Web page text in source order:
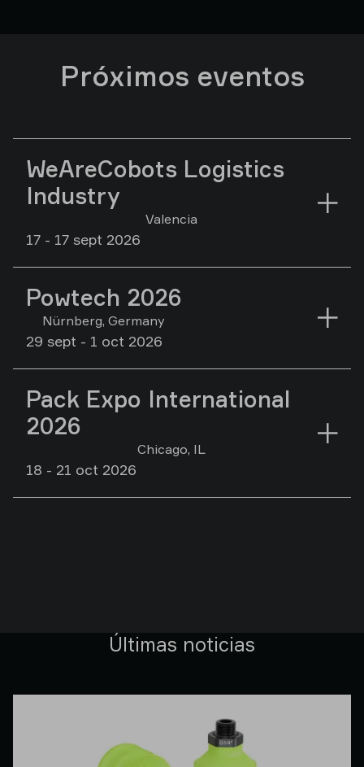
Próximos eventos
WeAreCobots Logistics
Industry
Valencia
17 - 17 sept 2026
Powtech 2026
Nürnberg, Germany
29 sept - 1 oct 2026
Pack Expo International
2026
Chicago, IL
18 - 21 oct 2026
Últimas noticias